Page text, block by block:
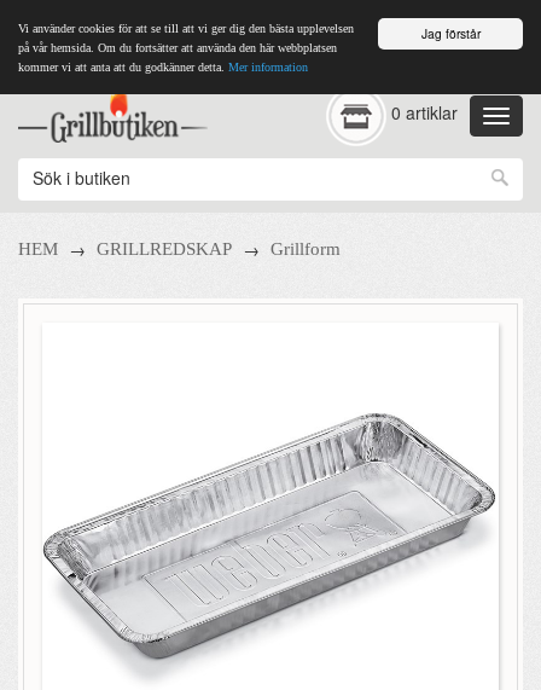
Jag förstår
Vi använder cookies för att se till att vi ger dig den bästa upplevelsen
på vår hemsida. Om du fortsätter att använda den här webbplatsen
kommer vi att anta att du godkänner detta. Mer information
0 artiklar
HEM → GRILLREDSKAP → Grillform